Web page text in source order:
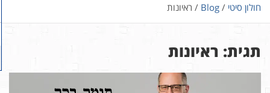
חולון סיטי Blog ראיונות
תגית: ראיונות